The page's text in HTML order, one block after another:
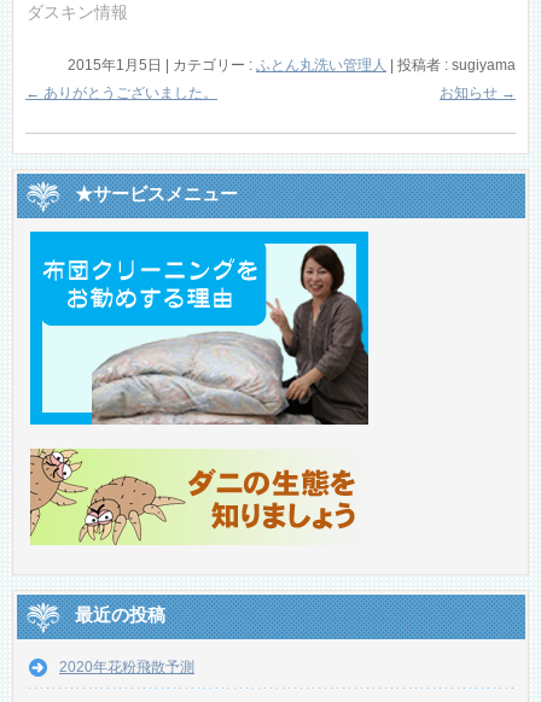
ダスキン情報
2015年1月5日 カテゴリー : ふとん丸洗い管理人
投稿者 : sugiyama
← ありがとうございました。 お知らせ →
★サービスメニュー
最近の投稿
2020年花粉飛散予測